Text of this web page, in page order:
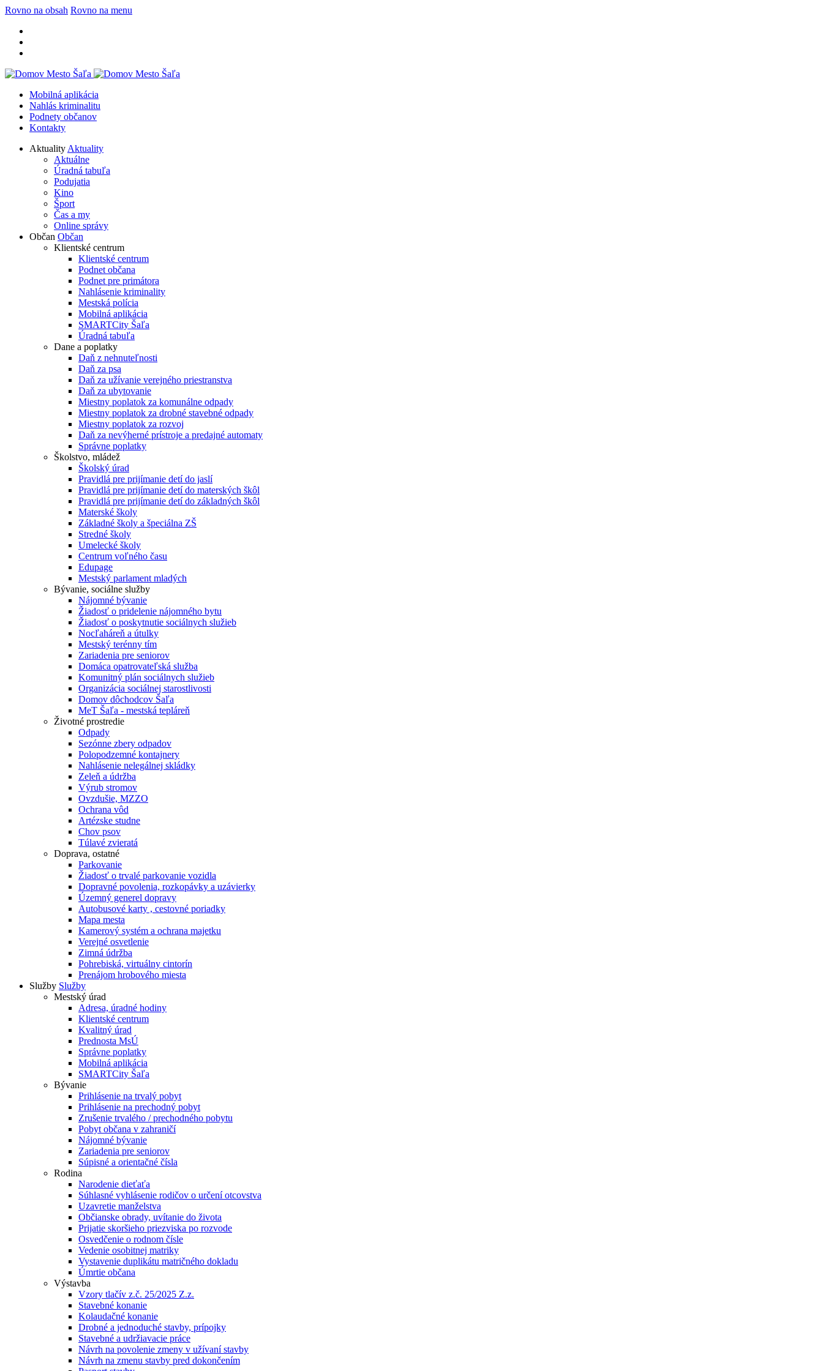
Rovno na obsah Rovno na menu
Mobilná aplikácia
Nahlás kriminalitu
Podnety občanov
Kontakty
Aktuality Aktuality
Aktuálne
Úradná tabuľa
Podujatia
Kino
Šport
Čas a my
Online správy
Občan Občan
Klientské centrum
Klientské centrum
Podnet občana
Podnet pre primátora
Nahlásenie kriminality
Mestská polícia
Mobilná aplikácia
SMARTCity Šaľa
Úradná tabuľa
Dane a poplatky
Daň z nehnuteľnosti
Daň za psa
Daň za užívanie verejného priestranstva
Daň za ubytovanie
Miestny poplatok za komunálne odpady
Miestny poplatok za drobné stavebné odpady
Miestny poplatok za rozvoj
Daň za nevýherné prístroje a predajné automaty
Správne poplatky
Školstvo, mládež
Školský úrad
Pravidlá pre prijímanie detí do jaslí
Pravidlá pre prijímanie detí do materských škôl
Pravidlá pre prijímanie detí do základných škôl
Materské školy
Základné školy a špeciálna ZŠ
Stredné školy
Umelecké školy
Centrum voľného času
Edupage
Mestský parlament mladých
Bývanie, sociálne služby
Nájomné bývanie
Žiadosť o pridelenie nájomného bytu
Žiadosť o poskytnutie sociálnych služieb
Nocľaháreň a útulky
Mestský terénny tím
Zariadenia pre seniorov
Domáca opatrovateľská služba
Komunitný plán sociálnych služieb
Organizácia sociálnej starostlivosti
Domov dôchodcov Šaľa
MeT Šaľa - mestská tepláreň
Životné prostredie
Odpady
Sezónne zbery odpadov
Polopodzemné kontajnery
Nahlásenie nelegálnej skládky
Zeleň a údržba
Výrub stromov
Ovzdušie, MZZO
Ochrana vôd
Artézske studne
Chov psov
Túlavé zvieratá
Doprava, ostatné
Parkovanie
Žiadosť o trvalé parkovanie vozidla
Dopravné povolenia, rozkopávky a uzávierky
Územný generel dopravy
Autobusové karty , cestovné poriadky
Mapa mesta
Kamerový systém a ochrana majetku
Verejné osvetlenie
Zimná údržba
Pohrebiská, virtuálny cintorín
Prenájom hrobového miesta
Služby Služby
Mestský úrad
Adresa, úradné hodiny
Klientské centrum
Kvalitný úrad
Prednosta MsÚ
Správne poplatky
Mobilná aplikácia
SMARTCity Šaľa
Bývanie
Prihlásenie na trvalý pobyt
Prihlásenie na prechodný pobyt
Zrušenie trvalého / prechodného pobytu
Pobyt občana v zahraničí
Nájomné bývanie
Zariadenia pre seniorov
Súpisné a orientačné čísla
Rodina
Narodenie dieťaťa
Súhlasné vyhlásenie rodičov o určení otcovstva
Uzavretie manželstva
Občianske obrady, uvítanie do života
Prijatie skoršieho priezviska po rozvode
Osvedčenie o rodnom čísle
Vedenie osobitnej matriky
Vystavenie duplikátu matričného dokladu
Úmrtie občana
Výstavba
Vzory tlačív z.č. 25/2025 Z.z.
Stavebné konanie
Kolaudačné konanie
Drobné a jednoduché stavby, prípojky
Stavebné a udržiavacie práce
Návrh na povolenie zmeny v užívaní stavby
Návrh na zmenu stavby pred dokončením